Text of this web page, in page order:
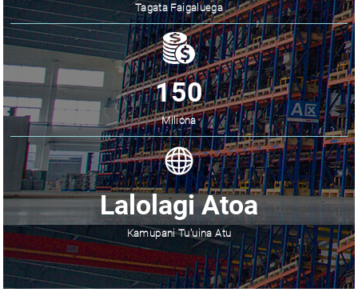
Tagata Faigaluega
150
Miliona
Lalolagi Atoa
Kamupani Tu'uina Atu